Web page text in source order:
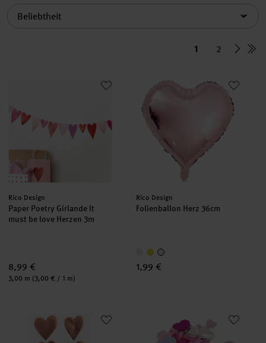
1 2
Paper Poetry Girlande It must be love Herzen 3m
Hersteller:
Rico Design
Paper Poetry Girlande It
must be love Herzen 3m
8,99 €
Inhalt:
3,00 m (3,00 € / 1 m)
Folienballon Herz 36cm
Hersteller:
Rico Design
Folienballon Herz 36cm
1,99 €
Paper Poetry Sticker Herzen 4 Blatt